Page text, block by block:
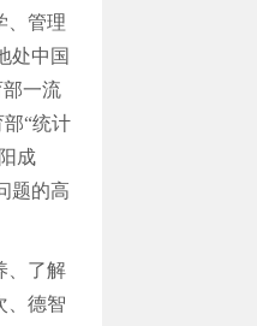
、管理
处中国
一流
部“统计
成
题的高
、了解
、德智